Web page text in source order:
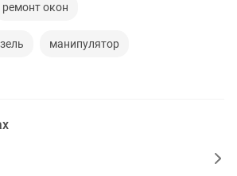
ремонт окон
манипулятор